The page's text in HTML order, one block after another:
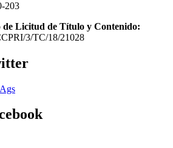
203
Licitud de Título y Contenido:
3/TC/18/21028